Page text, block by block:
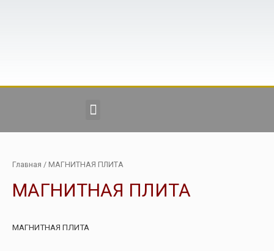
Главная / МАГНИТНАЯ ПЛИТА
МАГНИТНАЯ ПЛИТА
МАГНИТНАЯ ПЛИТА